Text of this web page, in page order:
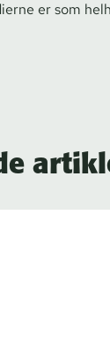
er som